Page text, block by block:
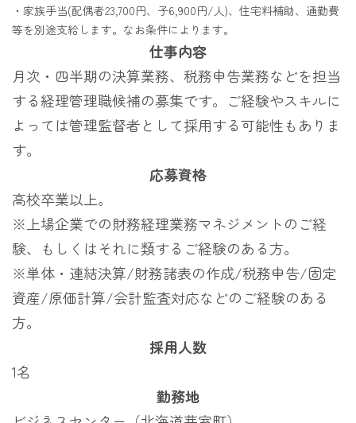
社内制度
キャリア形成（教育研修等）
新卒採用 キャリア採用
・家族手当(配偶者23,700円、子6,900円/人)、住宅料補助、通勤費
等を別途支給します。なお条件によります。
仕事内容
月次・四半期の決算業務、税務申告業務などを担当
する経理管理職候補の募集です。ご経験やスキルに
よっては管理監督者として採用する可能性もありま
す。
応募資格
高校卒業以上。
※上場企業での財務経理業務マネジメントのご経
験、もしくはそれに類するご経験のある方。
※単体・連結決算/財務諸表の作成/税務申告/固定
資産/原価計算/会計監査対応などのご経験のある
方。
採用人数
1名
勤務地